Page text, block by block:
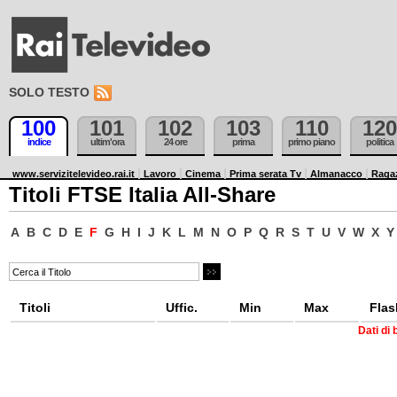
SOLO TESTO
100
indice
101
ultim'ora
102
24 ore
103
prima
110
primo piano
120
politica
www.servizitelevideo.rai.it Lavoro Cinema Prima serata Tv Almanacco
Titoli FTSE Italia All-Share
A B C D E F G H I J K L M N O P Q R S T U V W X Y
Titoli Uffic. Min Max
Dati di